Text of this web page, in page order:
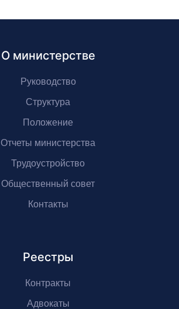
О министерстве
Руководство
Структура
Положение
Отчеты министерства
Трудоустройство
Общественный совет
Контакты
Реестры
Контракты
Адвокаты